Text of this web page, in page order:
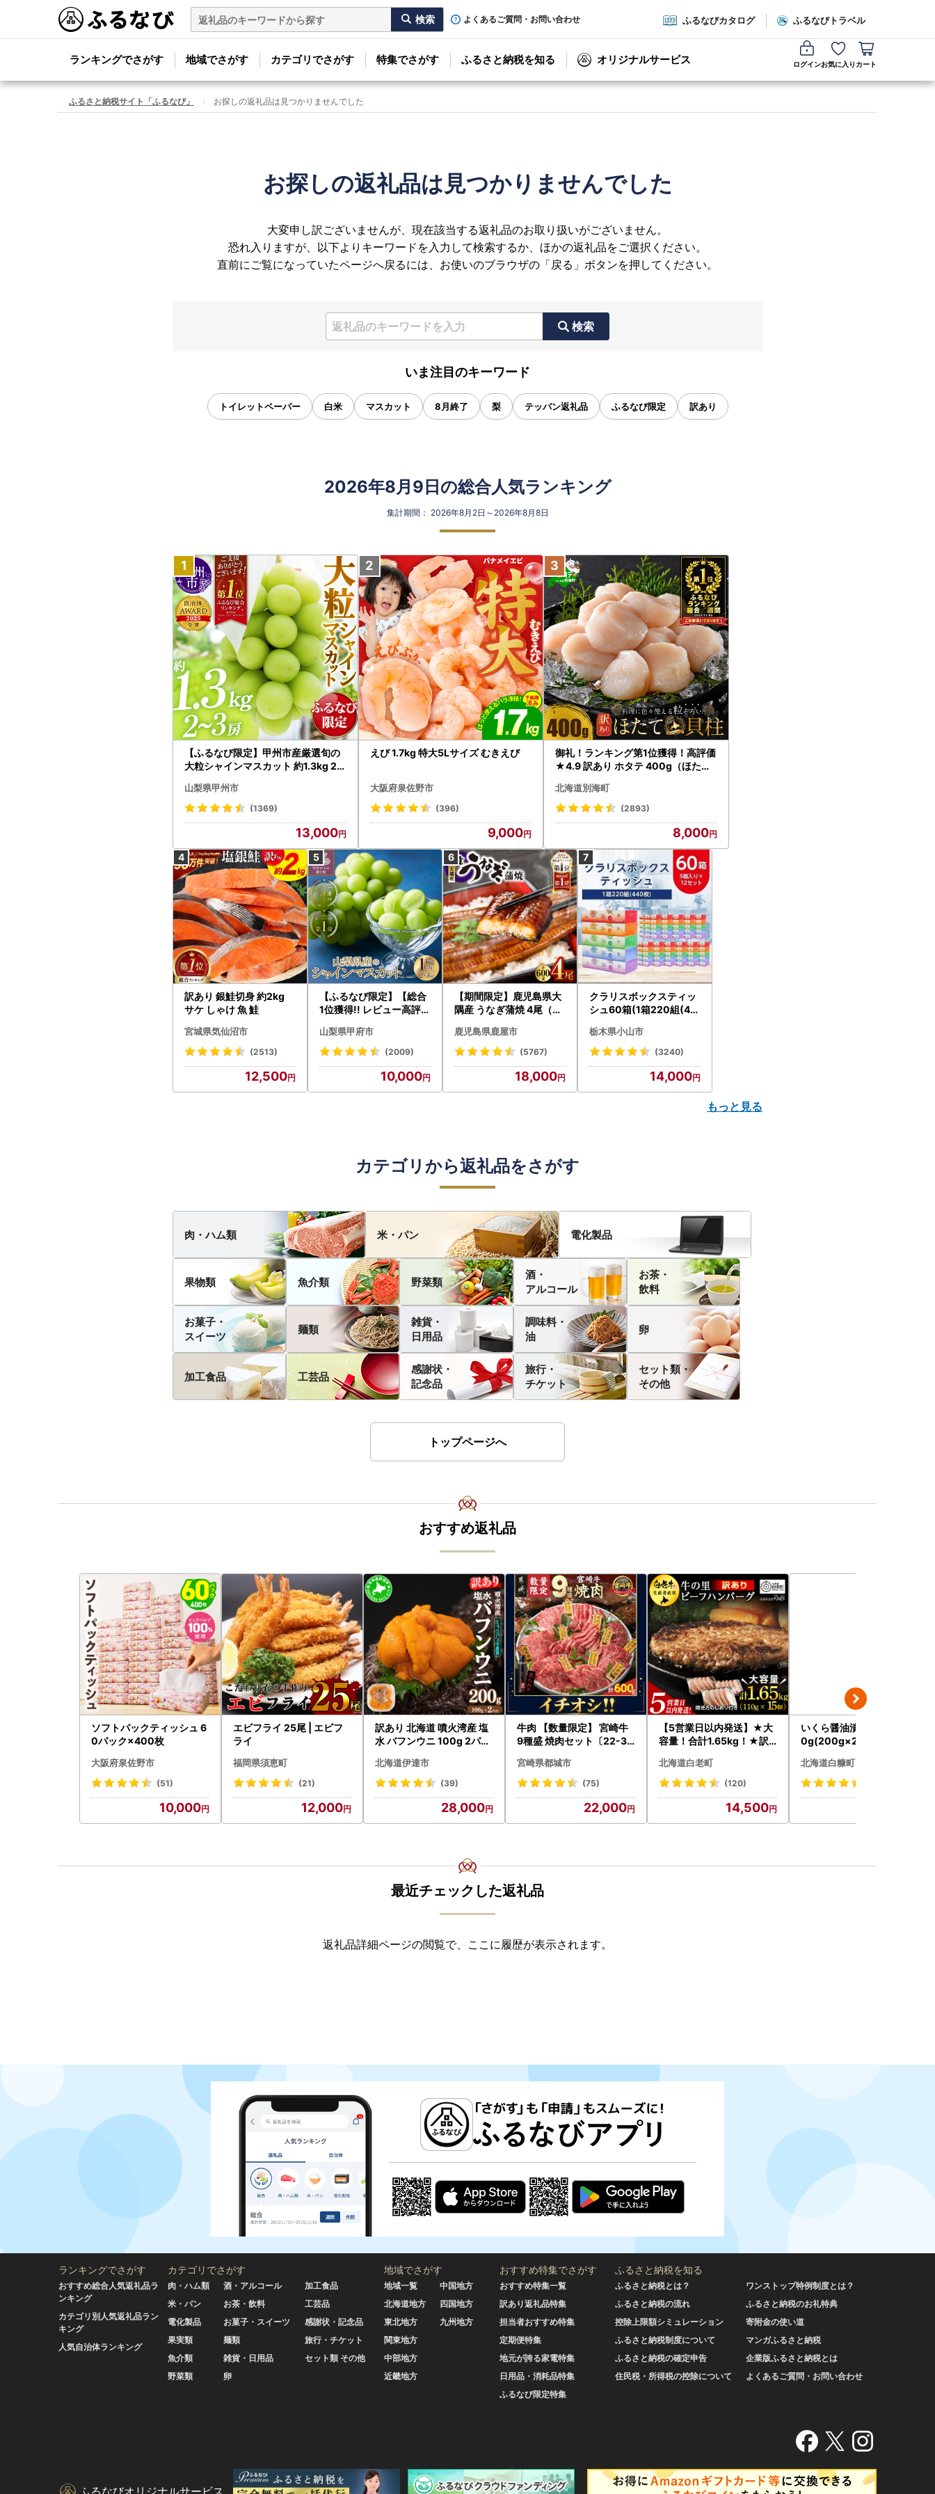
よくあるご質問・お問い合わせ ふるなびカタログ ふるなびトラベル
ランキングでさがす 地域でさがす カテゴリでさがす 特集でさがす ふるさと納税を知る オリジナルサービス ログインお気に入り カート
ふるさと納税サイト「ふるなび」 お探しの返礼品は見つかりませんでした
お探しの返礼品は見つかりませんでした
大変申し訳ございませんが、現在該当する返礼品のお取り扱いがございません。
恐れ入りますが、以下よりキーワードを入力して検索するか、ほかの返礼品をご選択ください。
直前にご覧になっていたページへ戻るには、お使いのブラウザの「戻る」ボタンを押してください。
検索
いま注目のキーワード
トイレットペーパー 白米 マスカット 8月終了 梨 テッパン返礼品 ふるなび限定 訳あり
2026年8月9日の総合人気ランキング
集計期間： 2026年8月2日～2026年8月8日
【ふるなび限定】甲州市産厳選旬の
大粒シャインマスカット 約1.3kg 2
472 FN-Limited-VO シャインマス
カット フルーツ
山梨県甲州市
(1369)
13,000
えび 1.7kg 特大5Lサイズ むきえび
大阪府泉佐野市
(396)
9,000
御礼！ランキング第1位獲得！高評価
★4.9 訳あり ホタテ 400g（ほたて
北海道別海町
(2893)
8,000
訳あり 銀鮭切身 約2kg
サケ しゃけ 魚 鮭
宮城県気仙沼市
(2513)
12,500
【ふるなび限定】【総合
1位獲得!! レビュー高評価
〉山梨県産 シャインマス
カット 2～3房（1.0kg以
N-Limited-SP
山梨県甲府市
(2009)
10,000
【期間限定】鹿児島県大
隅産 うなぎ蒲焼 4尾（60
cp18 うなぎ 鰻 魚 惣菜 総
菜
鹿児島県鹿屋市
(5767)
18,000
クラリスボックスティッ
シュ60箱(1箱220組(44
ト)【配送不可地域：離島
・沖縄県】【1256759】
栃木県小山市
(3240)
14,000
もっと見る
カテゴリから返礼品をさがす
肉・ハム類 米・パン 電化製品
果物類 魚介類 野菜類
酒・
アルコール
お茶・
飲料
お菓子・
スイーツ
麺類
雑貨・
日用品
調味料・
油
卵
加工食品 工芸品
感謝状・
記念品
旅行・
チケット
セット類・
その他
トップページへ
おすすめ返礼品
ソフトパックティッシュ 6
0パック×400枚
大阪府泉佐野市
(51)
10,000
エビフライ 25尾 | エビフ
ライ
福岡県須恵町
(21)
12,000
訳あり 北海道 噴火湾産 塩
水 バフンウニ 100g 2パッ
付き》うに ウニ 雲丹 海鮮
海の幸 魚介類 ウニ丼 お寿
取り寄せ 山村水産 送料無
北海道伊達市
(39)
28,000
牛肉 【数量限定】 宮崎牛
9種盛 焼肉セット〔22-31
シ!! 牛肉
宮崎県都城市
(75)
22,000
【5営業日以内発送】★大
容量！合計1.65kg！★訳
ーグ(110ｇ5枚入）×3 AG
058
北海道白老町
(120)
14,500
いくら醤油漬（鮭卵） 40
0g(200g×2パック)_K02
北海道白糠町
最近チェックした返礼品
返礼品詳細ページの閲覧で、ここに履歴が表示されます。
ランキングでさがす
おすすめ総合人気返礼品ラ
ンキング
カテゴリ別人気返礼品ラン
キング
人気自治体ランキング
カテゴリでさがす
肉・ハム類
米・パン
電化製品
果実類
魚介類
野菜類
酒・アルコール
お茶・飲料
お菓子・スイーツ
麺類
雑貨・日用品
卵
加工食品
工芸品
感謝状・記念品
旅行・チケット
セット類 その他
地域でさがす
地域一覧
北海道地方
東北地方
関東地方
中部地方
近畿地方
中国地方
四国地方
九州地方
おすすめ特集でさがす
おすすめ特集一覧
訳あり返礼品特集
担当者おすすめ特集
定期便特集
地元が誇る家電特集
日用品・消耗品特集
ふるなび限定特集
ふるさと納税を知る
ふるさと納税とは？
ふるさと納税の流れ
控除上限額シミュレーション
ふるさと納税制度について
ふるさと納税の確定申告
住民税・所得税の控除について
ワンストップ特例制度とは？
ふるさと納税のお礼特典
寄附金の使い道
マンガふるさと納税
企業版ふるさと納税とは
よくあるご質問・お問い合わせ